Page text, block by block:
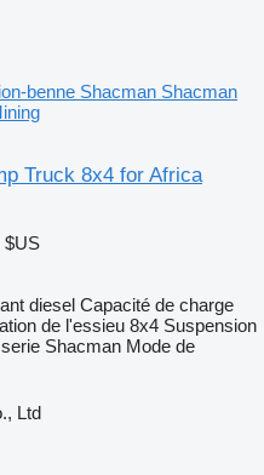
benne Shacman Shacman
Truck 8x4 for Africa
$US
diesel Capacité de charge
de l'essieu 8x4 Suspension
Shacman Mode de
Ltd